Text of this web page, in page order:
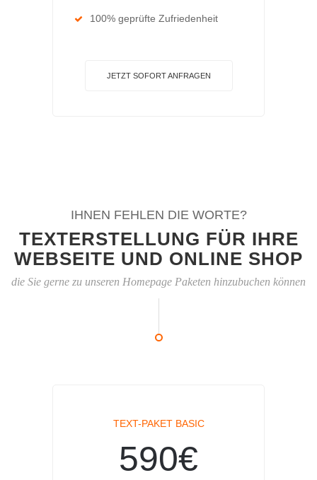
100% geprüfte Zufriedenheit
JETZT SOFORT ANFRAGEN
IHNEN FEHLEN DIE WORTE?
TEXTERSTELLUNG FÜR IHRE
WEBSEITE UND ONLINE SHOP
die Sie gerne zu unseren Homepage Paketen hinzubuchen können
TEXT-PAKET BASIC
590€